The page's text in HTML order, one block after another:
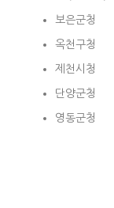
보은군청
옥천구청
제천시청
단양군청
영동군청